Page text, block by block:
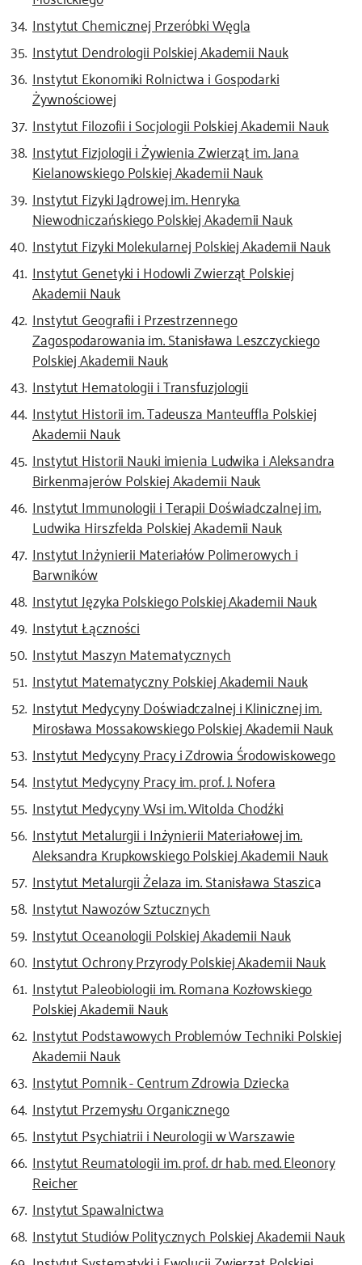
Instytut Chemicznej Przeróbki Węgla
Instytut Dendrologii Polskiej Akademii Nauk
Instytut Ekonomiki Rolnictwa i Gospodarki
Żywnościowej
Instytut Filozofii i Socjologii Polskiej Akademii Nauk
Instytut Fizjologii i Żywienia Zwierząt im. Jana
Kielanowskiego Polskiej Akademii Nauk
Instytut Fizyki Jądrowej im. Henryka
Niewodniczańskiego Polskiej Akademii Nauk
Instytut Fizyki Molekularnej Polskiej Akademii Nauk
Instytut Genetyki i Hodowli Zwierząt Polskiej
Akademii Nauk
Instytut Geografii i Przestrzennego
Zagospodarowania im. Stanisława Leszczyckiego
Polskiej Akademii Nauk
Instytut Hematologii i Transfuzjologii
Instytut Historii im. Tadeusza Manteuffla Polskiej
Akademii Nauk
Instytut Historii Nauki imienia Ludwika i Aleksandra
Birkenmajerów Polskiej Akademii Nauk
Instytut Immunologii i Terapii Doświadczalnej im.
Ludwika Hirszfelda Polskiej Akademii Nauk
Instytut Inżynierii Materiałów Polimerowych i
Barwników
Instytut Języka Polskiego Polskiej Akademii Nauk
Instytut Łączności
Instytut Maszyn Matematycznych
Instytut Matematyczny Polskiej Akademii Nauk
Instytut Medycyny Doświadczalnej i Klinicznej im.
Mirosława Mossakowskiego Polskiej Akademii Nauk
Instytut Medycyny Pracy i Zdrowia Środowiskowego
Instytut Medycyny Pracy im. prof. J. Nofera
Instytut Medycyny Wsi im. Witolda Chodźki
Instytut Metalurgii i Inżynierii Materiałowej im.
Aleksandra Krupkowskiego Polskiej Akademii Nauk
Instytut Metalurgii Żelaza im. Stanisława Staszica
Instytut Nawozów Sztucznych
Instytut Oceanologii Polskiej Akademii Nauk
Instytut Ochrony Przyrody Polskiej Akademii Nauk
Instytut Paleobiologii im. Romana Kozłowskiego
Polskiej Akademii Nauk
Instytut Podstawowych Problemów Techniki Polskiej
Akademii Nauk
Instytut Pomnik - Centrum Zdrowia Dziecka
Instytut Przemysłu Organicznego
Instytut Psychiatrii i Neurologii w Warszawie
Instytut Reumatologii im. prof. dr hab. med. Eleonory
Reicher
Instytut Spawalnictwa
Instytut Studiów Politycznych Polskiej Akademii Nauk